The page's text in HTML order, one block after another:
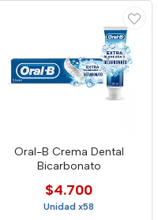
Oral-B Crema Dental
Bicarbonato
$4.700
Unidad x58